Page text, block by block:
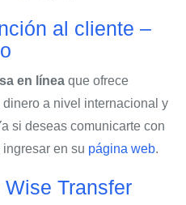
al cliente –
en línea que ofrece
a nivel internacional y
si deseas comunicarte con
en su página web.
Transfer